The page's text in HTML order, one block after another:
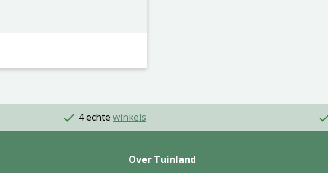
4 echte winkels
Over Tuinland